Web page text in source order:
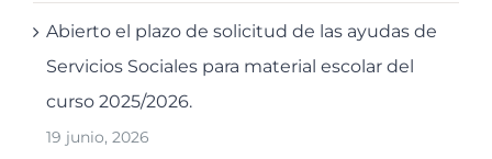
Abierto el plazo de solicitud de las ayudas de
Servicios Sociales para material escolar del
curso 2025/2026.
19 junio, 2026